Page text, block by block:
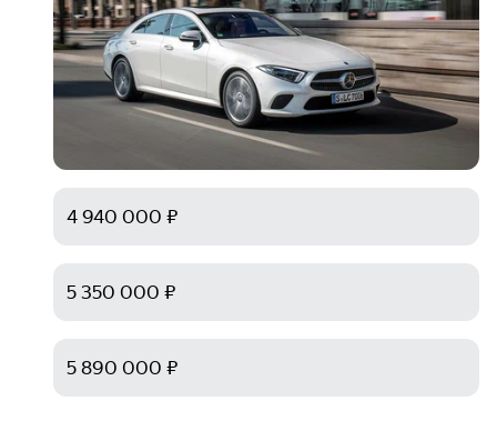
4 940 000 ₽
5 350 000 ₽
5 890 000 ₽